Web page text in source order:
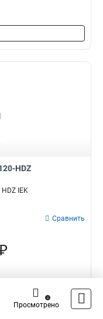
HDZ
IEK
Сравнить
Просмотрено
0